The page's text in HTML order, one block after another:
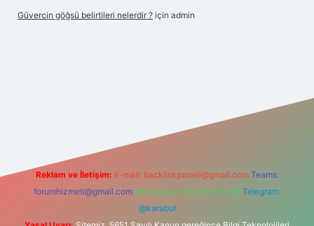
Güvercin göğsü belirtileri nelerdir ? için admin
Reklam ve İletişim: E-mail: backlinkpaneli@gmail.com Teams:
forumhizmeti@gmail.com Whatsapp: 0262 606 0 726 Telegram:
@karabul